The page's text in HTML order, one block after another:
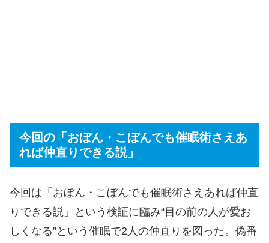
今回の「おぼん・こぼんでも催眠術さえあ
れば仲直りできる説」
今回は「おぼん・こぼんでも催眠術さえあれば仲直
りできる説」という検証に臨み“目の前の人が愛お
しくなる”という催眠で2人の仲直りを図った。偽番